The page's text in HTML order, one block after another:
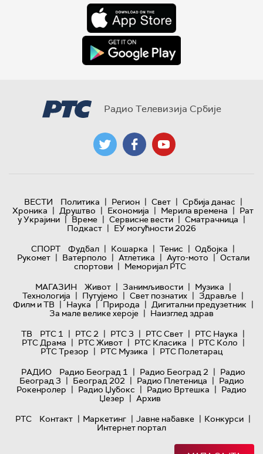
Радио Телевизија Србије
ВЕСТИ Политика | Регион | Свет | Србија данас |
Хроника | Друштво | Економија | Мерила времена | Рат
у Украјини | Време | Сервисне вести | Сматрачница |
Подкаст | ЕУ могућности 2026
СПОРТ
Фудбал | Кошарка | Тенис | Одбојка |
Рукомет | Ватерполо | Атлетика | Ауто-мото | Остали
спортови | Меморијал РТС
МАГАЗИН
Живот | Занимљивости | Музика |
Технологијa | Путујемо | Свет познатих | Здравље |
Филм и ТВ | Наука | Природа | Дигитални предузетник |
За мале велике хероје | Наизглед здрав
ТВ
РТС 1 | РТС 2 | РТС 3 | РТС Свет | РТС Наука |
РТС Драма | РТС Живот | РТС Класика | РТС Коло |
РТС Трезор | РТС Музика | РТС Полетарац
РАДИО
Радио Београд 1 | Радио Београд 2 | Радио
Београд 3 | Београд 202 | Радио Плетеница | Радио
Рокенролер | Радио Џубокс | Радио Вртешка | Радио
Џезер | Архив
РТС
Контакт | Маркетинг | Јавне набавке | Конкурси |
Интернет портал